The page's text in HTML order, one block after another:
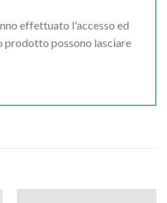
effettuato l'accesso ed
prodotto possono lasciare